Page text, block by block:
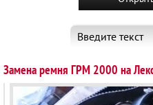
Введите текст
Замена ремня ГРМ 2000 на